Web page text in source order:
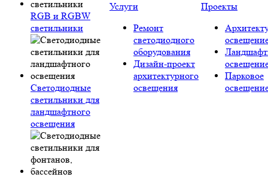
RGB и RGBW
светильники
Светодиодные
светильники для
ландшафтного
освещения
Услуги
Ремонт
светодиодного
оборудования
Дизайн-проект
архитектурного
освещения
Проекты
Парковое